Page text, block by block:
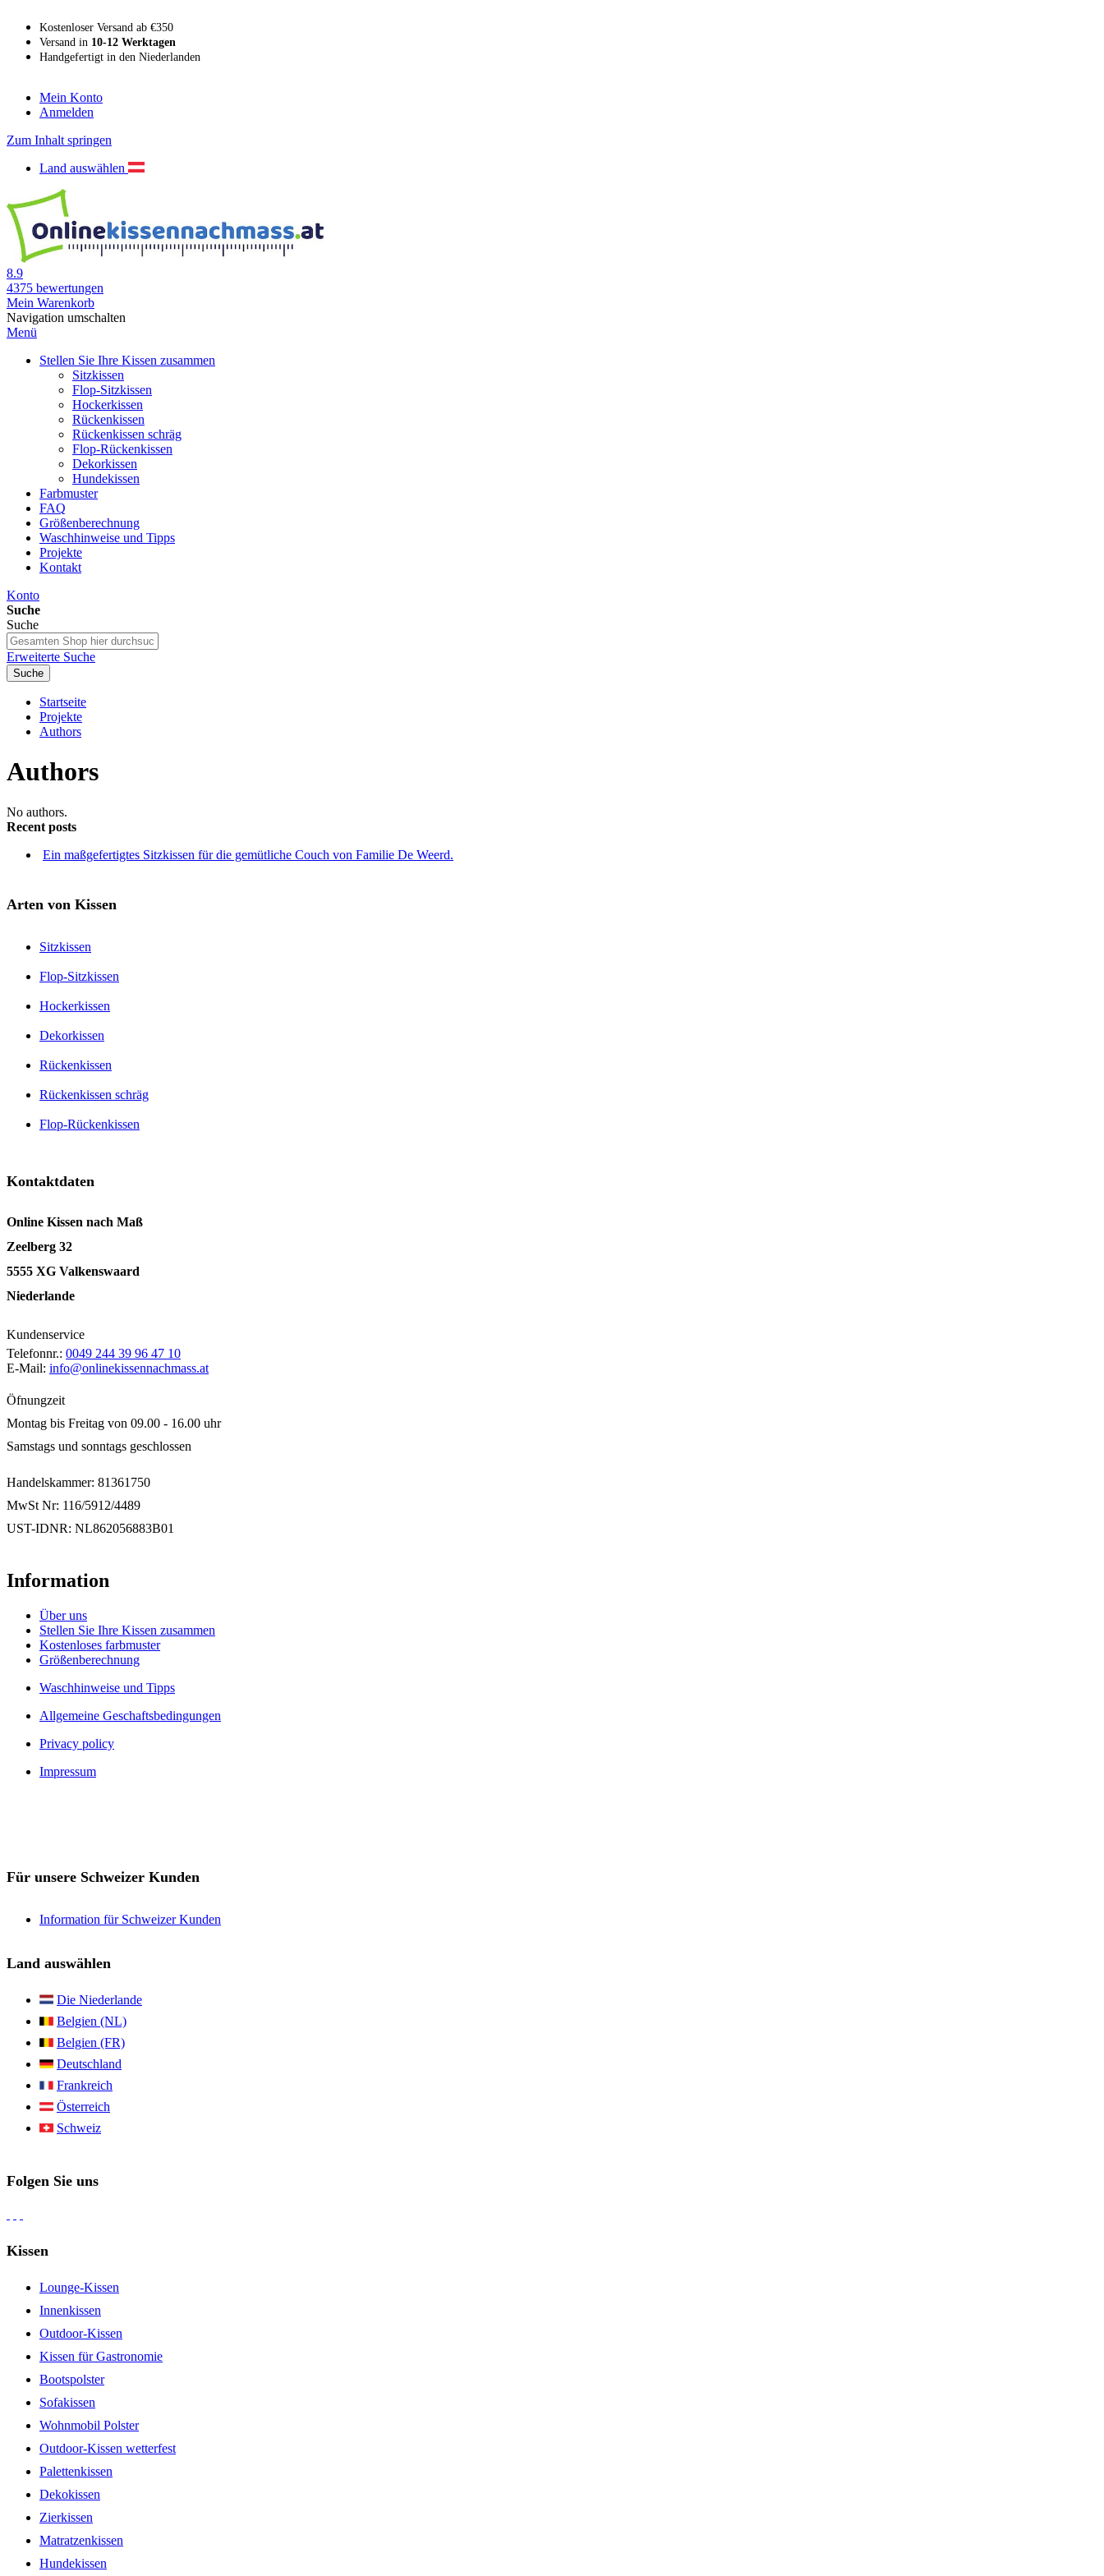
Kostenloser Versand ab €350
Versand in 10-12 Werktagen
Handgefertigt in den Niederlanden
Mein Konto
Anmelden
Zum Inhalt springen
Land auswählen
8.9
4375 bewertungen
Mein Warenkorb
Navigation umschalten
Menü
Stellen Sie Ihre Kissen zusammen
Sitzkissen
Flop-Sitzkissen
Hockerkissen
Rückenkissen
Rückenkissen schräg
Flop-Rückenkissen
Dekorkissen
Hundekissen
Farbmuster
FAQ
Größenberechnung
Waschhinweise und Tipps
Projekte
Kontakt
Konto
Suche
Suche
Erweiterte Suche
Suche
Startseite
Projekte
Authors
Authors
No authors.
Recent posts
Ein maßgefertigtes Sitzkissen für die gemütliche Couch von Familie De Weerd.
Arten von Kissen
Sitzkissen
Flop-Sitzkissen
Hockerkissen
Dekorkissen
Rückenkissen
Rückenkissen schräg
Flop-Rückenkissen
Kontaktdaten
Online Kissen nach Maß
Zeelberg 32
5555 XG Valkenswaard
Niederlande
Kundenservice
Telefonnr.: 0049 244 39 96 47 10
E-Mail: info@onlinekissennachmass.at
Öfnungzeit
Montag bis Freitag von 09.00 - 16.00 uhr
Samstags und sonntags geschlossen
Handelskammer: 81361750
MwSt Nr: 116/5912/4489
UST-IDNR: NL862056883B01
Information
Über uns
Stellen Sie Ihre Kissen zusammen
Kostenloses farbmuster
Größenberechnung
Waschhinweise und Tipps
Allgemeine Geschaftsbedingungen
Privacy policy
Impressum
Für unsere Schweizer Kunden
Information für Schweizer Kunden
Land auswählen
Die Niederlande
Belgien (NL)
Belgien (FR)
Deutschland
Frankreich
Österreich
Schweiz
Folgen Sie uns
Kissen
Lounge-Kissen
Innenkissen
Outdoor-Kissen
Kissen für Gastronomie
Bootspolster
Sofakissen
Wohnmobil Polster
Outdoor-Kissen wetterfest
Palettenkissen
Dekokissen
Zierkissen
Matratzenkissen
Hundekissen